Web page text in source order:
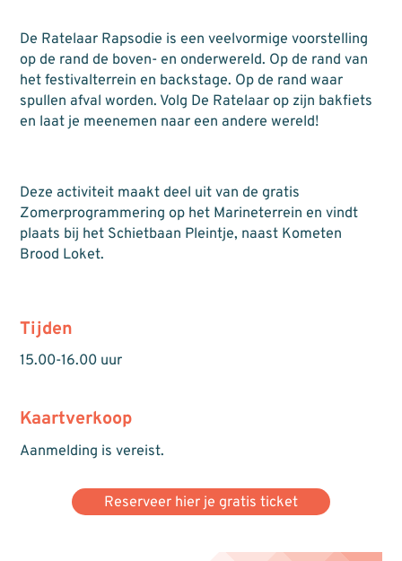
De Ratelaar Rapsodie is een veelvormige voorstelling
op de rand de boven- en onderwereld. Op de rand van
het festivalterrein en backstage. Op de rand waar
spullen afval worden. Volg De Ratelaar op zijn bakfiets
en laat je meenemen naar een andere wereld!
Deze activiteit maakt deel uit van de gratis
Zomerprogrammering op het Marineterrein en vindt
plaats bij het Schietbaan Pleintje, naast Kometen
Brood Loket.
Tijden
15.00-16.00 uur
Kaartverkoop
Aanmelding is vereist.
Reserveer hier je gratis ticket